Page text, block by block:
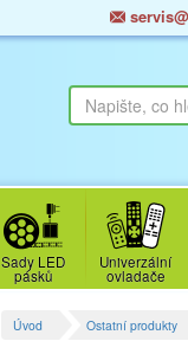
Sady LED
pásků
Univerzální
ovladače
Úvod Ostatní produkty